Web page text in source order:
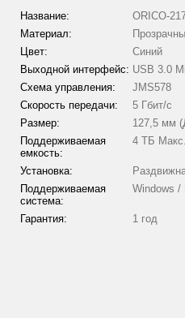
Название:
ORICO-
Материал:
Цвет:
Синий
Выходной интерфейс: USB 3.0
Схема управления:
JMS578
Скорость передачи:
5 Гбит/с
Размер:
127,5 мм
Поддерживаемая
емкость:
4 ТБ Макс.
Установка:
Поддерживаемая
система:
Windows /
Гарантия: 1 год